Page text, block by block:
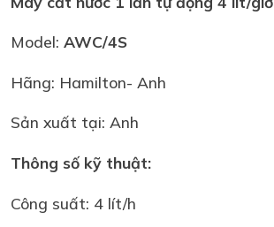
Model: AWC/4S
Hãng: Hamilton- Anh
Sản xuất tại: Anh
Thông số kỹ thuật:
Công suất: 4 lít/h